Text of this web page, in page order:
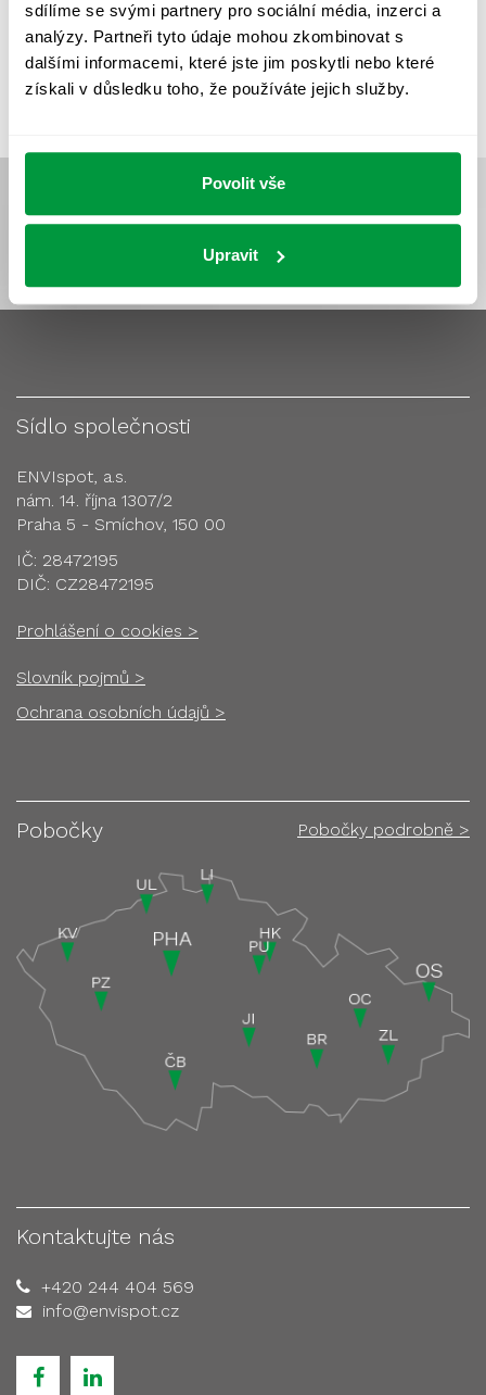
sdílíme se svými partnery pro sociální média, inzerci a
analýzy. Partneři tyto údaje mohou zkombinovat s
dalšími informacemi, které jste jim poskytli nebo které
získali v důsledku toho, že používáte jejich služby.
Povolit vše
Upravit
VÝPOČTY A NÁVRHY ZASTÍNĚNÍ
ZKOUŠKY NOUZOVÉHO OSVĚTLENÍ
Sídlo společnosti
ENVIspot, a.s.
nám. 14. října 1307/2
Praha 5 - Smíchov, 150 00
IČ: 28472195
DIČ: CZ28472195
Prohlášení o cookies >
Slovník pojmů >
Ochrana osobních údajů >
Pobočky Pobočky podrobně >
Kontaktujte nás
+420 244 404 569
info@envispot.cz